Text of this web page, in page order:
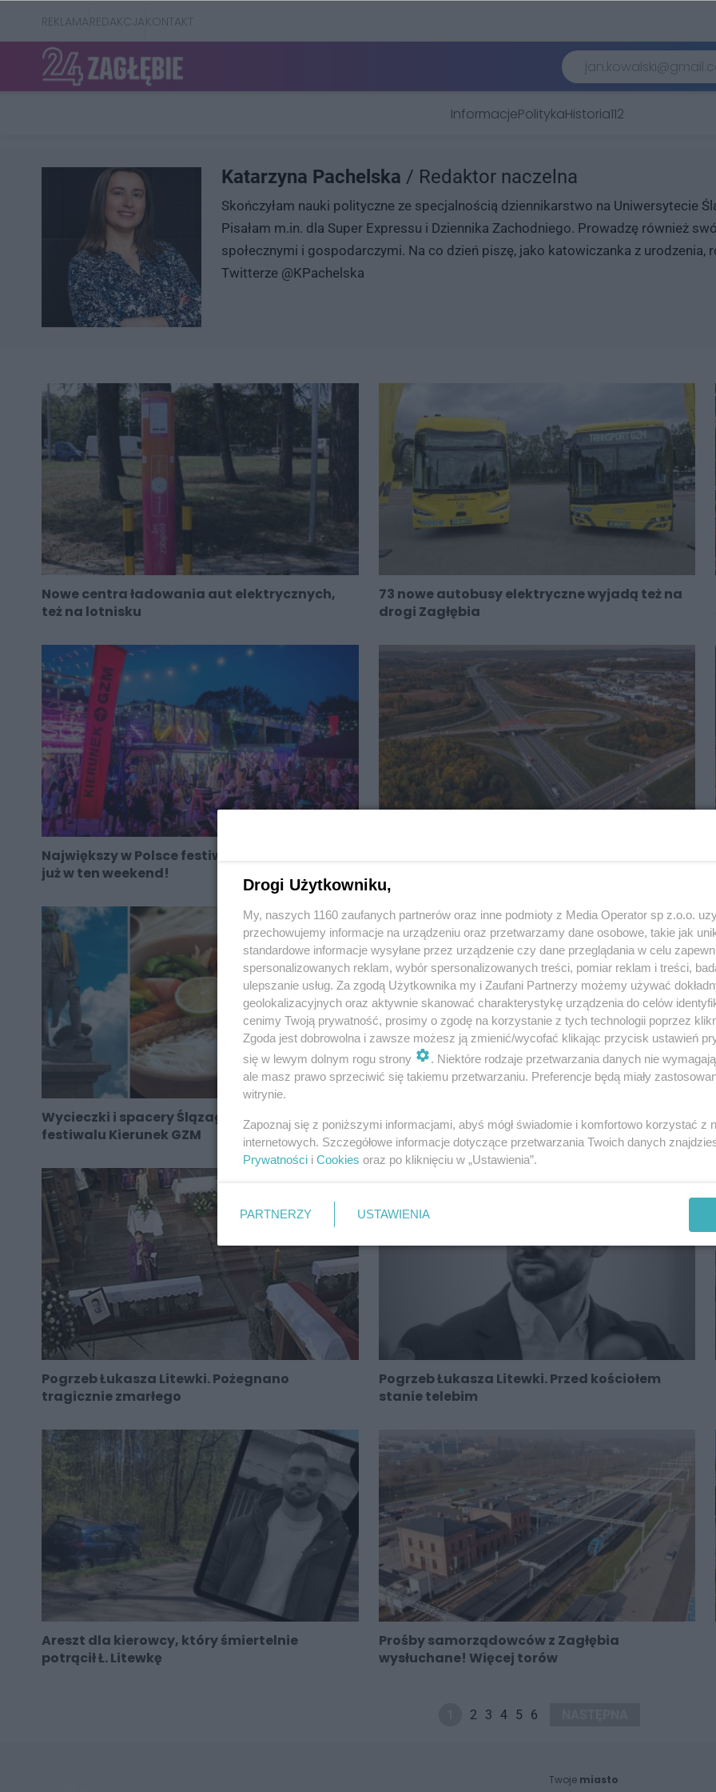
REKLAMAREDAKCJAKONTAKT
InformacjePolitykaHistoria112
Katarzyna Pachelska / Redaktor naczelna
Skończyłam nauki polityczne ze specjalnością dziennikarstwo na Uniwersytecie
Pisałam m.in. dla Super Expressu i Dziennika Zachodniego. Prowadzę również
społecznymi i gospodarczymi. Na co dzień piszę, jako katowiczanka z
Twitterze @KPachelska
Nowe centra ładowania aut elektrycznych,
też na lotnisku
73 nowe autobusy elektryczne wyjadą też na
drogi Zagłębia
Największy w Polsce festiwal mikrowypraw
już w ten weekend!
Wycieczki i spacery Ślązaga w ramach
festiwalu Kierunek GZM
Sosnowiec. Dzielnica portowa. Sielskie
klimaty nad Przemszą
Pogrzeb Łukasza Litewki. Pożegnano
tragicznie zmarłego
Pogrzeb Łukasza Litewki. Przed kościołem
stanie telebim
Areszt dla kierowcy, który śmiertelnie
potrącił Ł. Litewkę
Prośby samorządowców z Zagłębia
wysłuchane! Więcej torów
2 3 4 5 6
Twoje miasto
Drogi Użytkowniku,
My, naszych 1160 zaufanych partnerów oraz inne podmioty z Media Operator sp z.o.o.
przechowujemy informacje na urządzeniu oraz przetwarzamy dane osobowe, takie jak
standardowe informacje wysyłane przez urządzenie czy dane przeglądania w celu
spersonalizowanych reklam, wybór spersonalizowanych treści, pomiar reklam i treści,
ulepszanie usług. Za zgodą Użytkownika my i Zaufani Partnerzy możemy używać
geolokalizacyjnych oraz aktywnie skanować charakterystykę urządzenia do celów
cenimy Twoją prywatność, prosimy o zgodę na korzystanie z tych technologii poprzez
Zgoda jest dobrowolna i zawsze możesz ją zmienić/wycofać klikając przycisk ustawień
się w lewym dolnym rogu strony
. Niektóre rodzaje przetwarzania danych nie
ale masz prawo sprzeciwić się takiemu przetwarzaniu. Preferencje będą miały
witrynie.
Zapoznaj się z poniższymi informacjami, abyś mógł świadomie i komfortowo korzystać z
internetowych. Szczegółowe informacje dotyczące przetwarzania Twoich danych
Prywatności i Cookies oraz po kliknięciu w „Ustawienia”.
PARTNERZY USTAWIENIA